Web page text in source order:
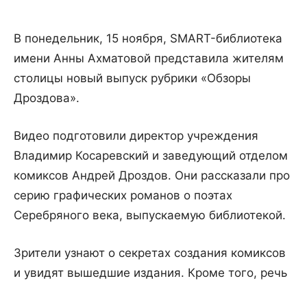
В понедельник, 15 ноября, SMART-библиотека
имени Анны Ахматовой представила жителям
столицы новый выпуск рубрики «Обзоры
Дроздова».
Видео подготовили директор учреждения
Владимир Косаревский и заведующий отделом
комиксов Андрей Дроздов. Они рассказали про
серию графических романов о поэтах
Серебряного века, выпускаемую библиотекой.
Зрители узнают о секретах создания комиксов
и увидят вышедшие издания. Кроме того, речь